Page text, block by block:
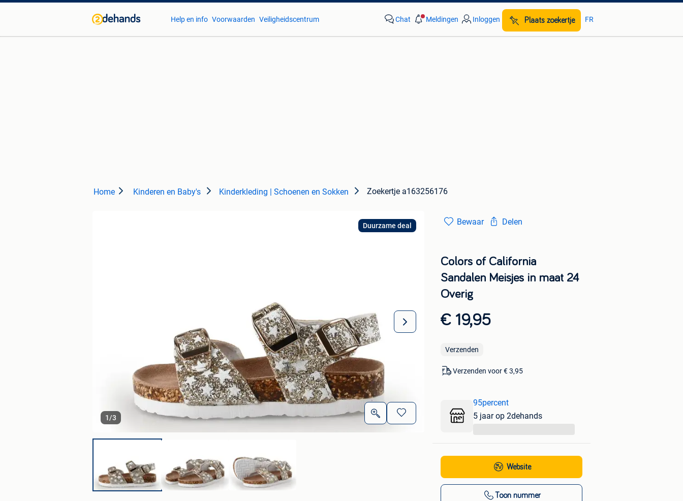
Help en info Voorwaarden Veiligheidscentrum Chat Meldingen Inloggen Plaats zoekertje FR
Home Kinderen en Baby's Kinderkleding | Schoenen en Sokken Zoekertje a163256176
Duurzame deal
1/3
Bewaar Delen
Colors of California
Sandalen Meisjes in maat 24
Overig
€ 19,95
Verzenden
Verzenden voor € 3,95
95percent
5 jaar op 2dehands
Website
Toon nummer